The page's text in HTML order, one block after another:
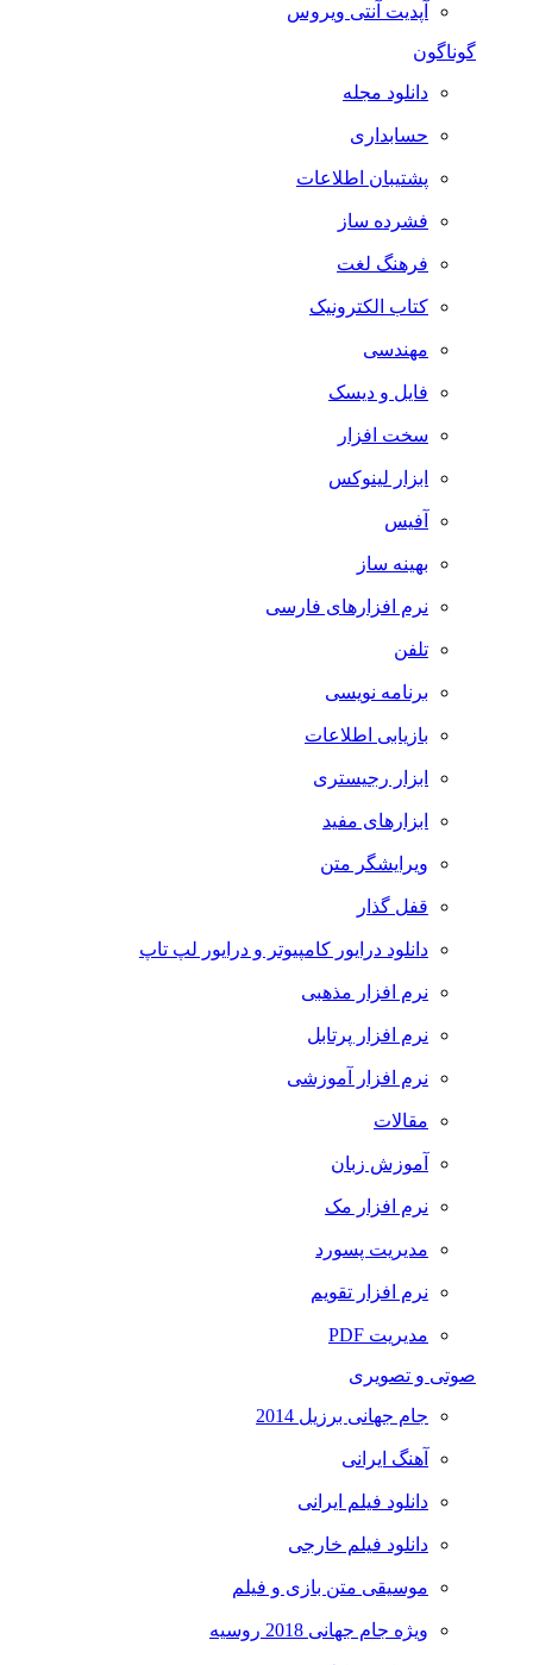
آپدیت آنتی ویروس
گوناگون
دانلود مجله
حسابداری
پشتیبان اطلاعات
فشرده ساز
فرهنگ لغت
کتاب الکترونیک
مهندسی
فایل و دیسک
سخت افزار
ابزار لینوکس
آفیس
بهینه ساز
نرم افزارهای فارسی
تلفن
برنامه نویسی
بازیابی اطلاعات
ابزار رجیستری
ابزارهای مفید
ویرایشگر متن
قفل گذار
دانلود درایور کامپیوتر و درایور لپ تاپ
نرم افزار مذهبی
نرم افزار پرتابل
نرم افزار آموزشی
مقالات
آموزش زبان
نرم افزار مک
مدیریت پسورد
نرم افزار تقویم
مدیریت PDF
صوتی و تصویری
جام جهانی برزیل 2014
آهنگ ایرانی
دانلود فیلم ایرانی
دانلود فیلم خارجی
موسیقی متن بازی و فیلم
ویژه جام جهانی 2018 روسیه